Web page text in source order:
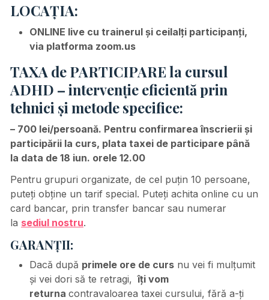
LOCAȚIA:
ONLINE live cu trainerul și ceilalți participanți,
via platforma zoom.us
TAXA de PARTICIPARE la cursul
ADHD – intervenție eficientă prin
tehnici și metode specifice:
– 700 lei/persoană. Pentru confirmarea înscrierii şi
participării la curs, plata taxei de participare până
la data de 18 iun. orele 12.00
Pentru grupuri organizate, de cel puțin 10 persoane,
puteți obține un tarif special. Puteți achita online cu un
card bancar, prin transfer bancar sau numerar
la sediul nostru.
GARANȚII:
Dacă după primele ore de curs nu vei fi mulțumit
și vei dori să te retragi, îți vom
returna contravaloarea taxei cursului, fără a-ți